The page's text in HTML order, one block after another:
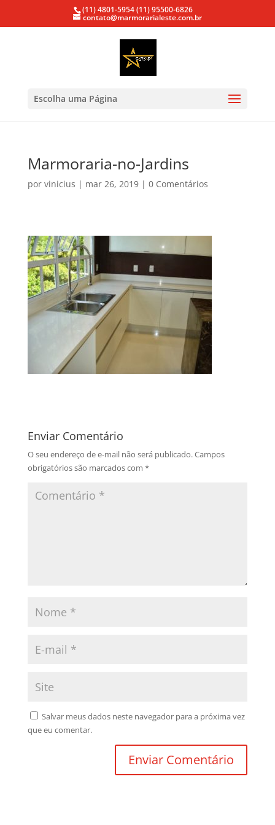
(11) 4801-5954(11) 95500-6826
contato@marmorarialeste.com.br
Escolha uma Página
Marmoraria-no-Jardins
por vinicius | mar 26, 2019| 0 Comentários
Enviar Comentário
O seu endereço de e-mail não será publicado.Campos
obrigatórios são marcados com *
Salvar meus dados neste navegador para a próxima vez
que eu comentar.